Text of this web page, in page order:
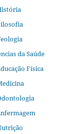
da Saúde
Física